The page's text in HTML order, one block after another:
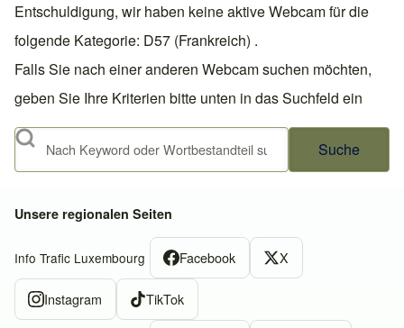
Entschuldigung, wir haben keine aktive Webcam für die
folgende Kategorie: D57 (Frankreich) .
Falls Sie nach einer anderen Webcam suchen möchten,
geben Sie Ihre Kriterien bitte unten in das Suchfeld ein
Suche
Unsere regionalen Seiten
Info Trafic Luxembourg Facebook X
Instagram TikTok